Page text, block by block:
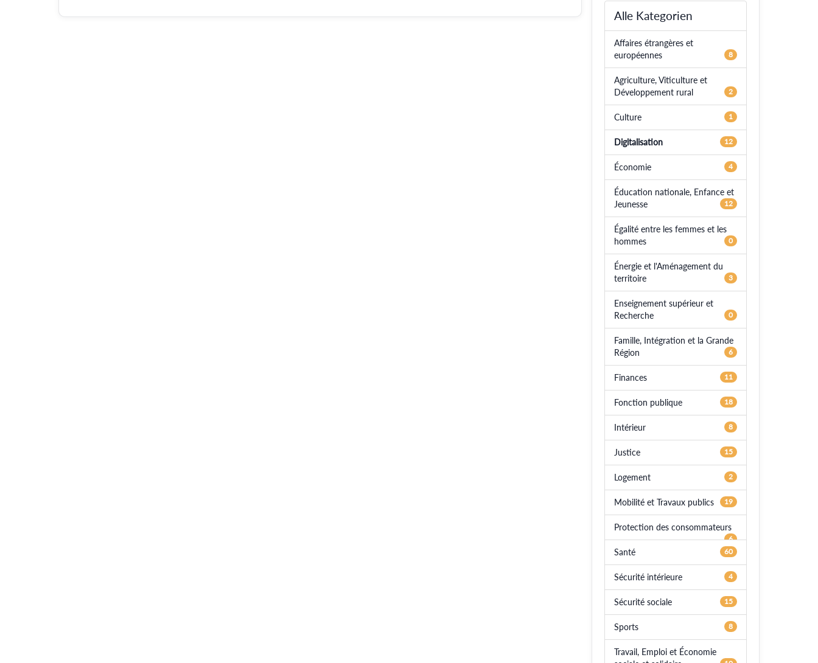
Alle Kategorien
Affaires étrangères et
européennes
8
Agriculture, Viticulture et
Développement rural
2
Culture 1
Digitalisation 12
Économie 4
Éducation nationale, Enfance et
Jeunesse
12
Égalité entre les femmes et les
hommes
0
Énergie et l'Aménagement du
territoire
3
Enseignement supérieur et
Recherche
0
Famille, Intégration et la Grande
Région
6
Finances 11
Fonction publique 18
Intérieur 8
Justice 15
Logement 2
Mobilité et Travaux publics 19
Protection des consommateurs
6
Santé 60
Sécurité intérieure 4
Sécurité sociale 15
Sports 8
Travail, Emploi et Économie